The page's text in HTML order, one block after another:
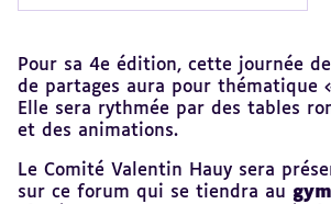
Pour sa 4e édition, cette journée
de partages aura pour thématique
Elle sera rythmée par des tables
et des animations.
Le Comité Valentin Hauy sera
sur ce forum qui se tiendra au
au
sommaire